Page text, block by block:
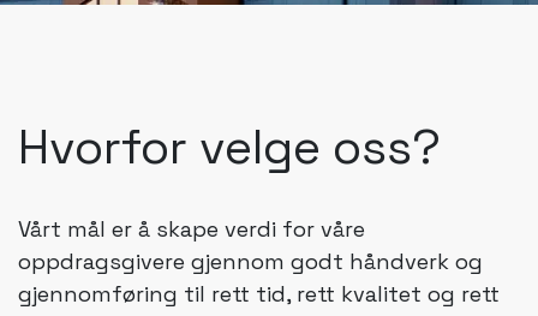
Hvorfor velge oss?
Vårt mål er å skape verdi for våre
oppdragsgivere gjennom godt håndverk og
gjennomføring til rett tid, rett kvalitet og rett